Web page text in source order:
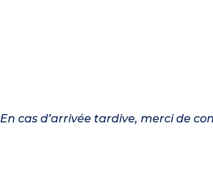
En cas d’arrivée tardive, merci de